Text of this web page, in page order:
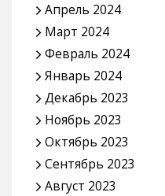
Апрель 2024
Март 2024
Февраль 2024
Январь 2024
Декабрь 2023
Ноябрь 2023
Октябрь 2023
Сентябрь 2023
Август 2023